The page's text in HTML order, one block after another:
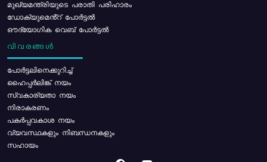
മുഖ്യമന്ത്രിയുടെ പരാതി പരിഹാരം
ഡോക്യുമെൻ്റ് പോർട്ടൽ
ഔദ്യോഗിക വെബ് പോർട്ടൽ
വിവരങ്ങൾ
പോര്‍ട്ടലിനെക്കുറിച്ച്
ഹൈപ്പർലിങ്ക് നയം
സ്വകാര്യതാ നയം
നിരാകരണം
പകർപ്പവകാശ നയം
വ്യവസ്ഥകളും നിബന്ധനകളും
സഹായം